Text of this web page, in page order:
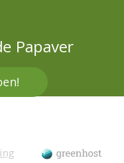
Papaver